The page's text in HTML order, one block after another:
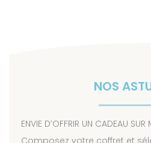
NOS
ENVIE D’OFFRIR UN CADEAU SUR